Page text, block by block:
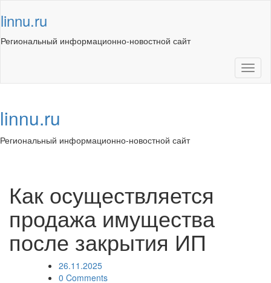
to
content
linnu.ru
Региональный информационно-новостной сайт
linnu.ru
Региональный информационно-новостной сайт
Как осуществляется
продажа имущества
после закрытия ИП
26.11.2025
0 Comments